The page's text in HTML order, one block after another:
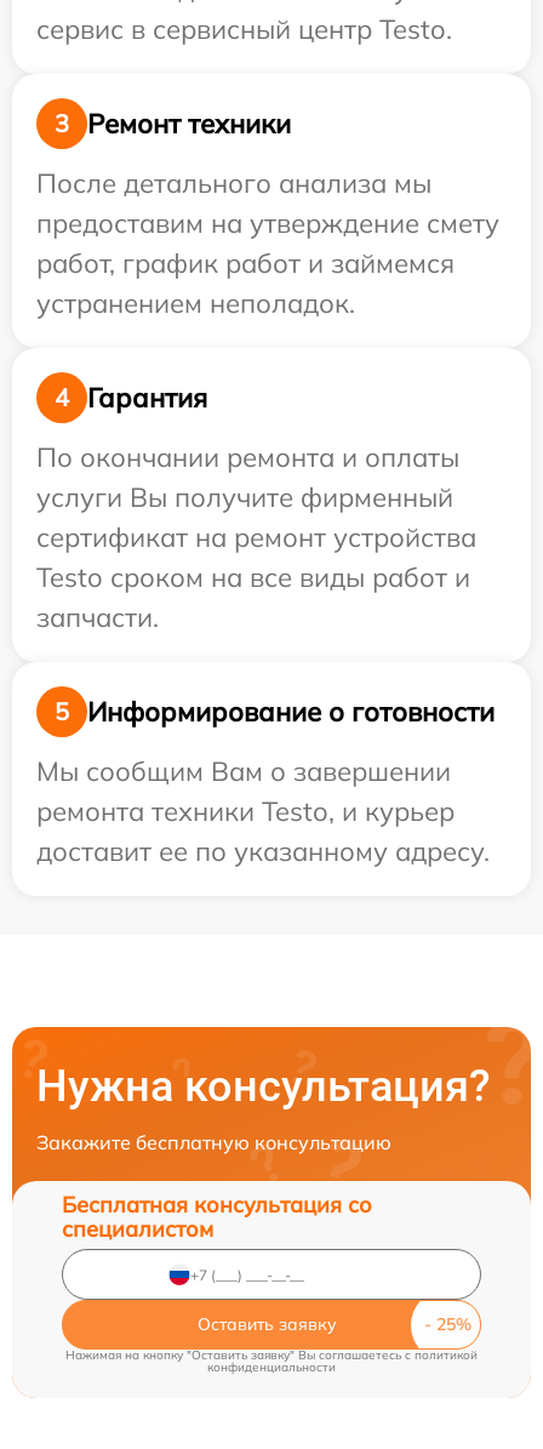
сервис в сервисный центр Testo.
3
Ремонт техники
После детального анализа мы
предоставим на утверждение смету
работ, график работ и займемся
устранением неполадок.
4
Гарантия
По окончании ремонта и оплаты
услуги Вы получите фирменный
сертификат на ремонт устройства
Testo сроком на все виды работ и
запчасти.
5
Информирование о готовности
Мы сообщим Вам о завершении
ремонта техники Testo, и курьер
доставит ее по указанному адресу.
Нужна консультация?
Закажите бесплатную консультацию
Бесплатная консультация со
специалистом
Оставить заявку
Нажимая на кнопку "Оставить заявку" Вы соглашаетесь c политикой
конфиденциальности